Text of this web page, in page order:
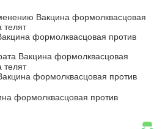
Вакцина формолквасцовая
телят
формолквасцовая против
Вакцина формолквасцовая
телят
формолквасцовая против
формолквасцовая против